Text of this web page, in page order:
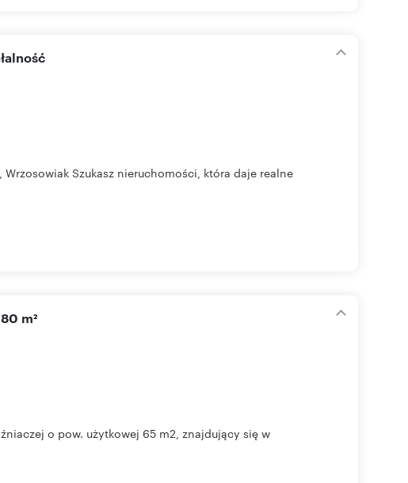
Szukasz nieruchomości, która daje realne
m²
o pow. użytkowej 65 m2, znajdujący się w